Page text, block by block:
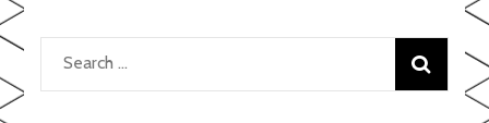
Search
for: